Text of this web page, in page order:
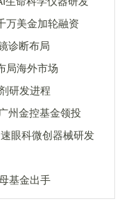
万美金加轮融资
消化内镜诊断布局
局海外市场
研发进程
州金控基金领投
眼科微创器械研发
基金出手